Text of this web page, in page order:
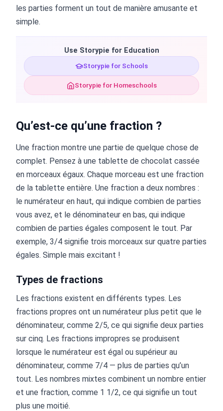
les parties forment un tout de manière amusante et
simple.
Use Storypie for Education
Storypie for Schools
Storypie for Homeschools
Qu’est-ce qu’une fraction ?
Une fraction montre une partie de quelque chose de
complet. Pensez à une tablette de chocolat cassée
en morceaux égaux. Chaque morceau est une fraction
de la tablette entière. Une fraction a deux nombres :
le numérateur en haut, qui indique combien de parties
vous avez, et le dénominateur en bas, qui indique
combien de parties égales composent le tout. Par
exemple, 3/4 signifie trois morceaux sur quatre parties
égales. Simple mais excitant !
Types de fractions
Les fractions existent en différents types. Les
fractions propres ont un numérateur plus petit que le
dénominateur, comme 2/5, ce qui signifie deux parties
sur cinq. Les fractions impropres se produisent
lorsque le numérateur est égal ou supérieur au
dénominateur, comme 7/4 — plus de parties qu’un
tout. Les nombres mixtes combinent un nombre entier
et une fraction, comme 1 1/2, ce qui signifie un tout
plus une moitié.